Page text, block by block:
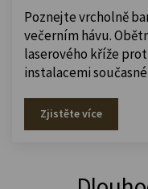
Poznejte vrcholně
večerním hávu.
laserového kříže
instalacemi
Zjistěte více